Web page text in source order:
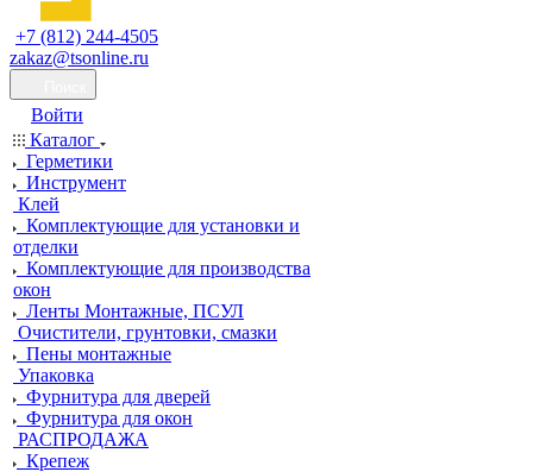
+7 (812) 244-4505
zakaz@tsonline.ru
Войти
Каталог
Герметики
Инструмент
Клей
Комплектующие для установки и
отделки
Комплектующие для производства
окон
Ленты Монтажные, ПСУЛ
Очистители, грунтовки, смазки
Пены монтажные
Упаковка
Фурнитура для дверей
Фурнитура для окон
РАСПРОДАЖА
Крепеж